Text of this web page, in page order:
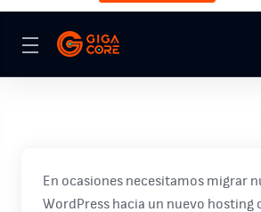
En ocasiones necesitamos migrar
WordPress hacia un nuevo hosting